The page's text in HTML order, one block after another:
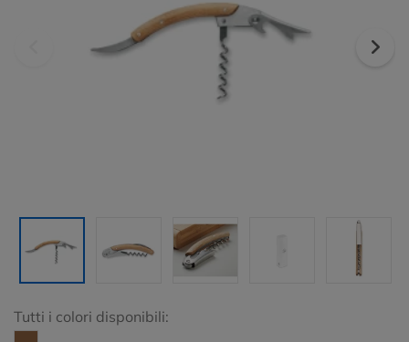
Tutti i colori disponibili: